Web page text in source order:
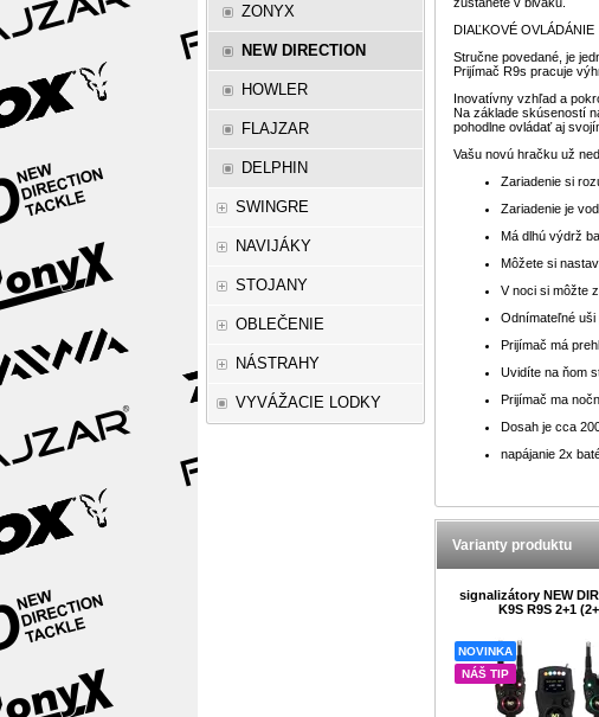
ZONYX
NEW DIRECTION
HOWLER
FLAJZAR
DELPHIN
SWINGRE
NAVIJÁKY
STOJANY
OBLEČENIE
NÁSTRAHY
VYVÁŽACIE LODKY
DIAĽKOVÉ
Stručne povedané, je
Prijímač R9s pracuje
Inovatívny vzhľad a
Na základe skúseností
pohodlne ovládať aj
Vašu novú hračku už
Zariadenie si
Zariadenie je
Má dlhú výdrž
Môžete si
V noci si môžte
Odnímateľné
Prijímač má
Uvidíte na ňom
Prijímač ma
Dosah je cca
napájanie 2x
Varianty produktu
signalizátory NEW
K9S R9S 2+1
NOVINKA
NÁŠ TIP